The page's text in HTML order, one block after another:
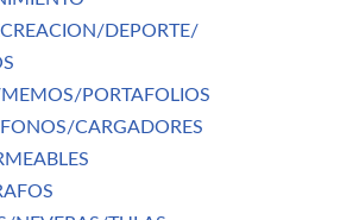
DEPORTE/
PORTAFOLIOS
CARGADORES